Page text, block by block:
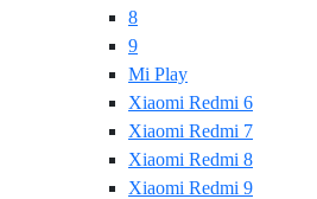
8
9
Mi Play
Xiaomi Redmi 6
Xiaomi Redmi 7
Xiaomi Redmi 8
Xiaomi Redmi 9